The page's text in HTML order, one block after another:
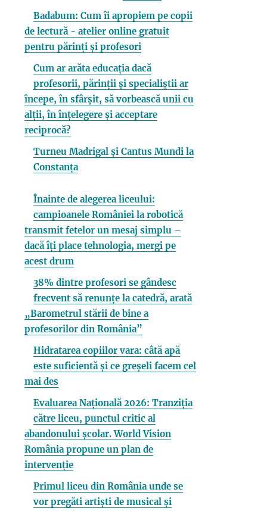
Badabum: Cum îi apropiem pe copii
de lectură - atelier online gratuit
pentru părinți și profesori
Cum ar arăta educația dacă
profesorii, părinții și specialiștii ar
începe, în sfârșit, să vorbească unii cu
alții, în înțelegere și acceptare
reciprocă?
Turneu Madrigal și Cantus Mundi la
Constanța
Înainte de alegerea liceului:
campioanele României la robotică
transmit fetelor un mesaj simplu –
dacă îți place tehnologia, mergi pe
acest drum
38% dintre profesori se gândesc
frecvent să renunțe la catedră, arată
„Barometrul stării de bine a
profesorilor din România”
Hidratarea copiilor vara: câtă apă
este suficientă și ce greșeli facem cel
mai des
Evaluarea Națională 2026: Tranziția
către liceu, punctul critic al
abandonului școlar. World Vision
România propune un plan de
intervenție
Primul liceu din România unde se
vor pregăti artiști de musical și